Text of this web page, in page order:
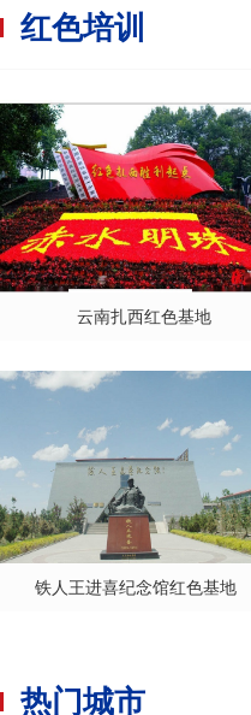
红色培训
云南扎西红色基地
铁人王进喜纪念馆红色基地
热门城市